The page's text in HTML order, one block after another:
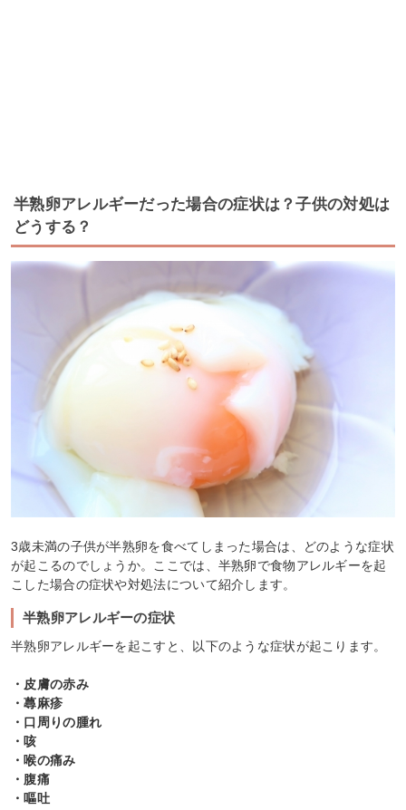
半熟卵アレルギーだった場合の症状は？子供の対処は
どうする？
3歳未満の子供が半熟卵を食べてしまった場合は、どのような症状
が起こるのでしょうか。ここでは、半熟卵で食物アレルギーを起
こした場合の症状や対処法について紹介します。
半熟卵アレルギーの症状
半熟卵アレルギーを起こすと、以下のような症状が起こります。
・皮膚の赤み
・蕁麻疹
・口周りの腫れ
・咳
・喉の痛み
・腹痛
・嘔吐